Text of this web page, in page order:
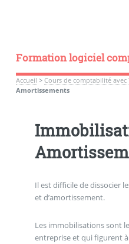
Formation logiciel
Accueil > Cours de comptabilité avec
Amortissements
Il est difficile de dissocier
et d’amortissement.
Les immobilisations sont
entreprise et qui figurent à